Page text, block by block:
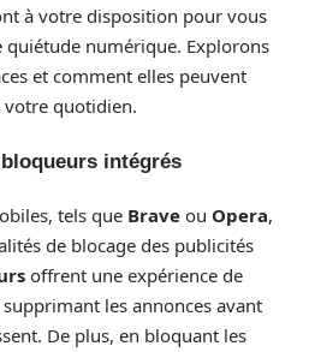
à votre disposition pour vous
quiétude numérique. Explorons
et comment elles peuvent
votre quotidien.
intégrés
tels que Brave ou Opera,
de blocage des publicités
offrent une expérience de
les annonces avant
De plus, en bloquant les